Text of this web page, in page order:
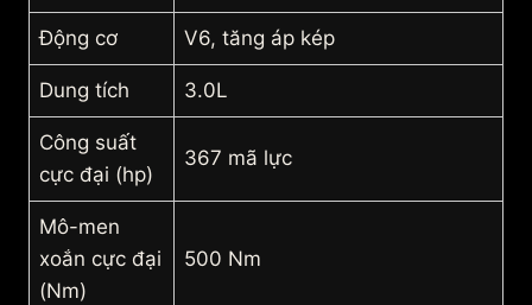
Động cơ V6, tăng áp kép
Dung tích 3.0L
Công suất
cực đại (hp)
367 mã lực
Mô-men
xoắn cực đại
(Nm)
500 Nm